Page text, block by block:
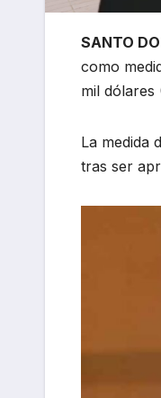
SANTO
como
mil dólares
La medida
tras ser